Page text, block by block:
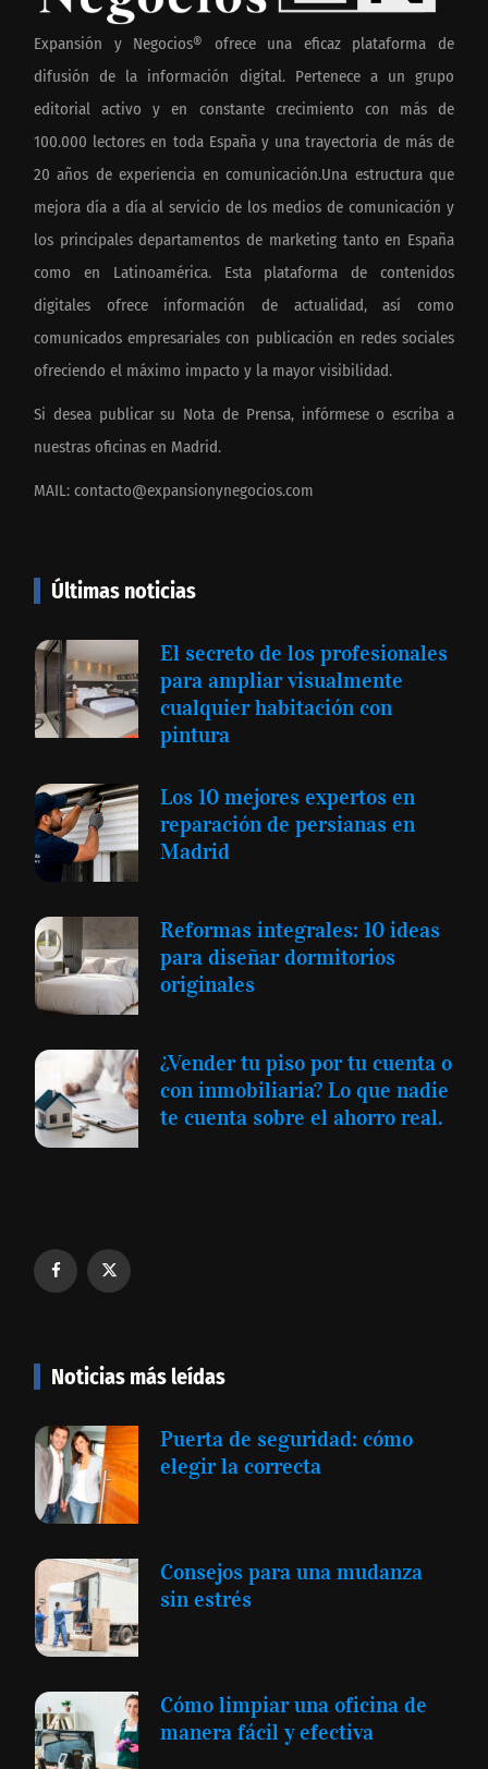
Expansión y Negocios® ofrece una eficaz plataforma de
difusión de la información digital. Pertenece a un grupo
editorial activo y en constante crecimiento con más de
100.000 lectores en toda España y una trayectoria de más de
20 años de experiencia en comunicación.Una estructura que
mejora día a día al servicio de los medios de comunicación y
los principales departamentos de marketing tanto en España
como en Latinoamérica. Esta plataforma de contenidos
digitales ofrece información de actualidad, así como
comunicados empresariales con publicación en redes sociales
ofreciendo el máximo impacto y la mayor visibilidad.
Si desea publicar su Nota de Prensa, infórmese o escriba a
nuestras oficinas en Madrid.
MAIL: contacto@expansionynegocios.com
Últimas noticias
El secreto de los profesionales
para ampliar visualmente
cualquier habitación con
pintura
Los 10 mejores expertos en
reparación de persianas en
Madrid
Reformas integrales: 10 ideas
para diseñar dormitorios
originales
¿Vender tu piso por tu cuenta o
con inmobiliaria? Lo que nadie
te cuenta sobre el ahorro real.
Noticias más leídas
Puerta de seguridad: cómo
elegir la correcta
Consejos para una mudanza
sin estrés
Cómo limpiar una oficina de
manera fácil y efectiva